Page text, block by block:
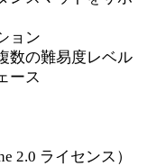
ョン
数の難易度レベル
ース
2.0 ライセンス）